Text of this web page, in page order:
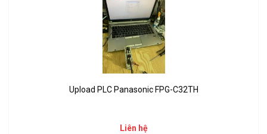
Upload PLC Panasonic FPG-C32TH
Liên hệ